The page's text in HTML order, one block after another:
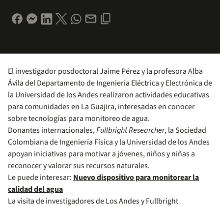
El investigador posdoctoral Jaime Pérez y la profesora Alba
Ávila del Departamento de Ingeniería Eléctrica y Electrónica de
la Universidad de los Andes realizaron actividades educativas
para comunidades en La Guajira, interesadas en conocer
sobre tecnologías para monitoreo de agua.
Donantes internacionales,Fullbright Researcher, la Sociedad
Colombiana de Ingeniería Física y la Universidad de los Andes
apoyan iniciativas para motivar a jóvenes, niños y niñas a
reconocer y valorar sus recursos naturales.
Le puede interesar: Nuevo dispositivo para monitorear la
calidad del agua
La visita de investigadores de Los Andes y Fullbright